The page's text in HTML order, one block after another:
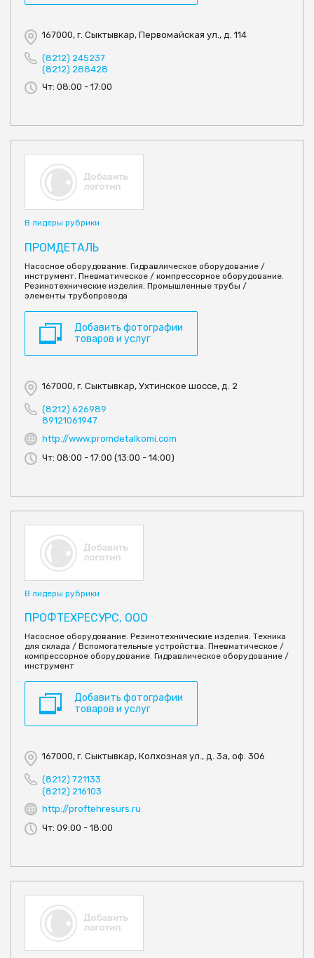
167000, г. Сыктывкар, Первомайская ул., д. 114
(8212) 245237
(8212) 288428
Чт: 08:00 - 17:00
В лидеры рубрики
ПРОМДЕТАЛЬ
Насосное оборудование. Гидравлическое оборудование /
инструмент. Пневматическое / компрессорное оборудование.
Резинотехнические изделия. Промышленные трубы /
элементы трубопровода
Добавить фотографии
товаров и услуг
167000, г. Сыктывкар, Ухтинское шоссе, д. 2
(8212) 626989
89121061947
http://www.promdetalkomi.com
Чт: 08:00 - 17:00 (13:00 - 14:00)
В лидеры рубрики
ПРОФТЕХРЕСУРС, ООО
Насосное оборудование. Резинотехнические изделия. Техника
для склада / Вспомогательные устройства. Пневматическое /
компрессорное оборудование. Гидравлическое оборудование /
инструмент
Добавить фотографии
товаров и услуг
167000, г. Сыктывкар, Колхозная ул., д. 3а, оф. 306
(8212) 721133
(8212) 216103
http://proftehresurs.ru
Чт: 09:00 - 18:00